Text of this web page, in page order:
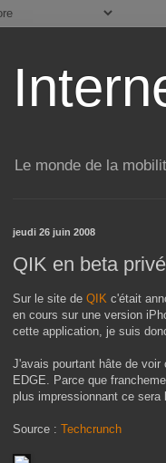
Le monde de la
jeudi 26 juin 2008
QIK en beta
Sur le site de QIK c'était
en cours sur une version
cette application, je suis
J'avais pourtant hâte de
EDGE. Parce que
plus impressionnant ce
Source : Techcrunch